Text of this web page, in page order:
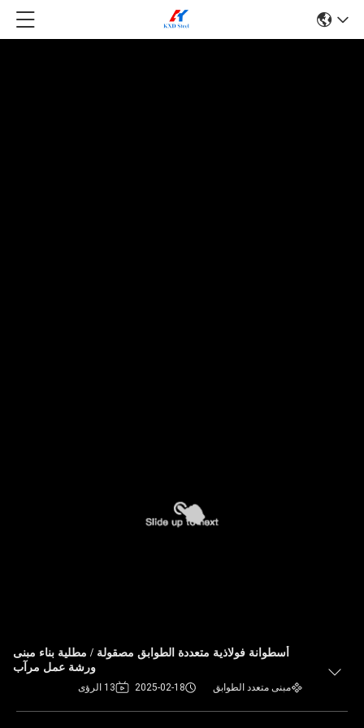
أسطوانة فولاذية متعددة الطوابق مصقولة / مطلية بناء مبنى
ورشة عمل مرآب
مبنى متعدد الطوابق 2025-02-18 13 الرؤى